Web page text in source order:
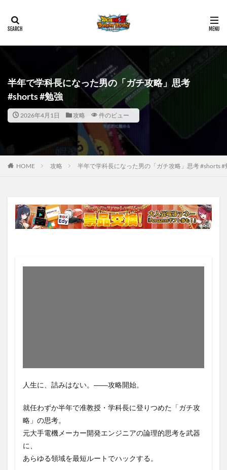
半年で学科長になった男の「ガチ攻略」思考
#shorts #勉強
2026年4月1日 攻略 件のビュー
HOME 攻略 半年で学科長になった男の「ガチ攻略」思考 #shorts #
人生に、詰みはない。――攻略開始。
就任わずか半年で准教授・学科長に登りつめた「ガチ攻
略」の思考。
元大手電機メーカー開発エンジニアの論理的思考を武器
に、
あらゆる領域を最短ルートでハックする。